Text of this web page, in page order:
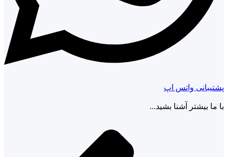
پشتیبانی واتس اپ
با ما بیشتر آشنا بشید...